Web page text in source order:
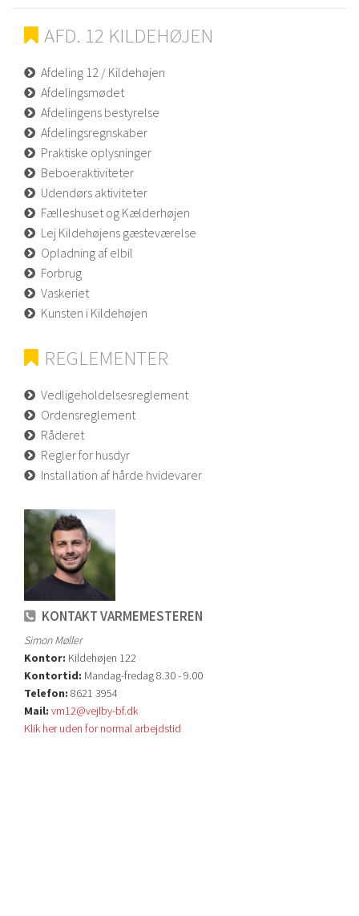
AFD. 12 KILDEHØJEN
Afdeling 12 / Kildehøjen
Afdelingsmødet
Afdelingens bestyrelse
Afdelingsregnskaber
Praktiske oplysninger
Beboeraktiviteter
Udendørs aktiviteter
Fælleshuset og Kælderhøjen
Lej Kildehøjens gæsteværelse
Opladning af elbil
Forbrug
Vaskeriet
Kunsten i Kildehøjen
REGLEMENTER
Vedligeholdelsesreglement
Ordensreglement
Råderet
Regler for husdyr
Installation af hårde hvidevarer
KONTAKT VARMEMESTEREN
Simon Møller
Kontor: Kildehøjen 122
Kontortid: Mandag-fredag 8.30 - 9.00
Telefon: 8621 3954
Mail: vm12@vejlby-bf.dk
Klik her uden for normal arbejdstid